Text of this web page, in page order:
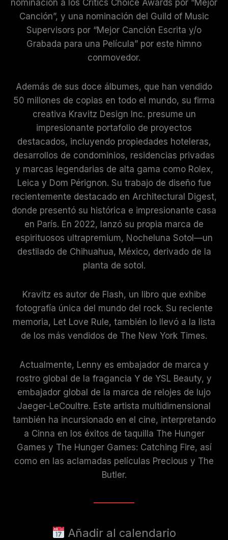
nominación a los Critics Choice Awards por “Mejor
Canción”, y una nominación del Guild of Music
Supervisors por “Mejor Canción Escrita y/o
Grabada para una Película” por este himno
conmovedor.
Además de sus doce álbumes, que han vendido
50 millones de copias en todo el mundo, su firma
creativa Kravitz Design Inc. presume un
impresionante portafolio de proyectos
destacados, incluyendo propiedades hoteleras,
desarrollos de condominios, residencias privadas
y marcas legendarias de alta gama como Rolex,
Leica y Dom Pérignon. Su trabajo de diseño fue
recientemente destacado en Architectural Digest,
donde presentó su histórica e impresionante casa
en París. En 2022, lanzó su propia marca de
espirituosos ultrapremium, Nocheluna Sotol—un
destilado de Chihuahua, México, derivado de la
planta de sotol.
Kravitz es autor de Flash, un libro que exhibe
fotografía única del mundo del rock. Su reciente
memoria, Let Love Rule, también lo llevó a la lista
de los más vendidos de The New York Times.
Actualmente, Lenny es embajador de marca y
rostro global de la fragancia Y de YSL Beauty, y
embajador global de la marca de relojes de lujo
Jaeger-LeCoultre. Este artista multidimensional
también ha incursionado en el cine, interpretando
a Cinna en los éxitos de taquilla The Hunger
Games y The Hunger Games: Catching Fire, así
como en las aclamadas películas Precious y The
Butler.
Añadir al calendario